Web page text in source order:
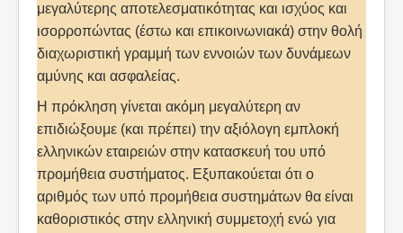
μεγαλύτερης αποτελεσματικότητας και ισχύος και
ισορροπώντας (έστω και επικοινωνιακά) στην θολή
διαχωριστική γραμμή των εννοιών των δυνάμεων
αμύνης και ασφαλείας.
Η πρόκληση γίνεται ακόμη μεγαλύτερη αν
επιδιώξουμε (και πρέπει) την αξιόλογη εμπλοκή
ελληνικών εταιρειών στην κατασκευή του υπό
προμήθεια συστήματος. Εξυπακούεται ότι ο
αριθμός των υπό προμήθεια συστημάτων θα είναι
καθοριστικός στην ελληνική συμμετοχή ενώ για